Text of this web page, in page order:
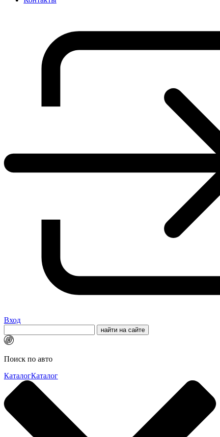
Вход
Поиск по авто
КаталогКаталог